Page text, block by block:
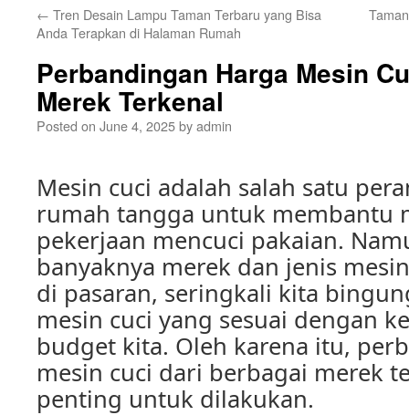
← Tren Desain Lampu Taman Terbaru yang Bisa
Anda Terapkan di Halaman Rumah
Perbandingan Harga Mesin
Merek Terkenal
Posted on June 4, 2025byadmin
Mesin cuci adalah salah satu
rumah tangga untuk membantu
pekerjaan mencuci pakaian.
banyaknya merek dan jenis
di pasaran, seringkali kita
mesin cuci yang sesuai dengan
budget kita. Oleh karena itu,
mesin cuci dari berbagai merek
penting untuk dilakukan.